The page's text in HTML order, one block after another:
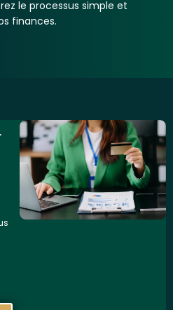
le processus simple et
finances.